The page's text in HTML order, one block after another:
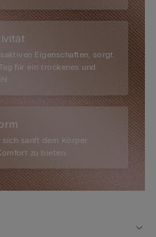
Eigenschaften, sorgt
für ein trockenes und
sich sanft dem Körper
zu bieten.